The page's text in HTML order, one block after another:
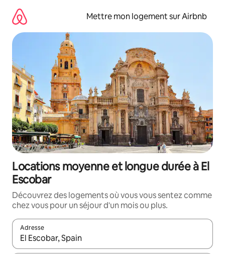
directement
contenu
Mettre mon logement sur Airbnb
Locations moyenne et longue durée à El
Escobar
Découvrez des logements où vous vous sentez comme
chez vous pour un séjour d'un mois ou plus.
Adresse
Lorsque les résultats s'affichent, utilisez les flèches vers le